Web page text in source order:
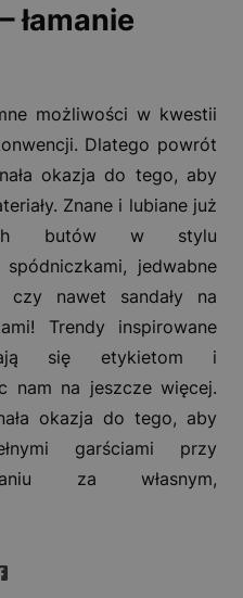
łamanie
możliwości w kwestii
Dlatego powrót
okazja do tego, aby
Znane i lubiane już
butów w stylu
jedwabne
czy nawet sandały na
Trendy inspirowane
się etykietom i
nam na jeszcze więcej.
okazja do tego, aby
garściami przy
za własnym,